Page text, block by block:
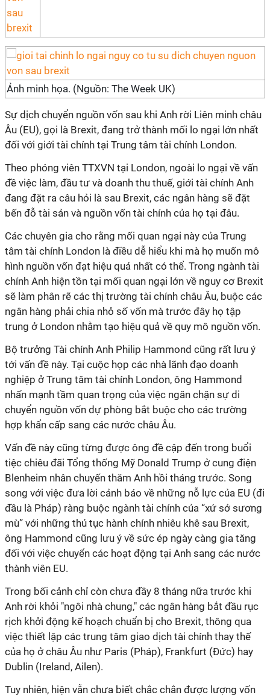
Ảnh minh họa. (Nguồn: The Week UK)
Sự dịch chuyển nguồn vốn sau khi Anh rời Liên minh châu
Âu (EU), gọi là Brexit, đang trở thành mối lo ngại lớn nhất
đối với giới tài chính tại Trung tâm tài chính London.
Theo phóng viên TTXVN tại London, ngoài lo ngại về vấn
đề việc làm, đầu tư và doanh thu thuế, giới tài chính Anh
đang đặt ra câu hỏi là sau Brexit, các ngân hàng sẽ đặt
bến đỗ tài sản và nguồn vốn tài chính của họ tại đâu.
Các chuyên gia cho rằng mối quan ngại này của Trung
tâm tài chính London là điều dễ hiểu khi mà họ muốn mô
hình nguồn vốn đạt hiệu quả nhất có thể. Trong ngành tài
chính Anh hiện tồn tại mối quan ngại lớn về nguy cơ Brexit
sẽ làm phân rẽ các thị trường tài chính châu Âu, buộc các
ngân hàng phải chia nhỏ số vốn mà trước đây họ tập
trung ở London nhằm tạo hiệu quả về quy mô nguồn vốn.
Bộ trưởng Tài chính Anh Philip Hammond cũng rất lưu ý
tới vấn đề này. Tại cuộc họp các nhà lãnh đạo doanh
nghiệp ở Trung tâm tài chính London, ông Hammond
nhấn mạnh tầm quan trọng của việc ngăn chặn sự di
chuyển nguồn vốn dự phòng bắt buộc cho các trường
hợp khẩn cấp sang các nước châu Âu.
Vấn đề này cũng từng được ông đề cập đến trong buổi
tiệc chiêu đãi Tổng thống Mỹ Donald Trump ở cung điện
Blenheim nhân chuyến thăm Anh hồi tháng trước. Song
song với việc đưa lời cảnh báo về những nỗ lực của EU (đi
đầu là Pháp) ràng buộc ngành tài chính của “xứ sở sương
mù” với những thủ tục hành chính nhiêu khê sau Brexit,
ông Hammond cũng lưu ý về sức ép ngày càng gia tăng
đối với việc chuyển các hoạt động tại Anh sang các nước
thành viên EU.
Trong bối cảnh chỉ còn chưa đầy 8 tháng nữa trước khi
Anh rời khỏi "ngôi nhà chung," các ngân hàng bắt đầu rục
rịch khởi động kế hoạch chuẩn bị cho Brexit, thông qua
việc thiết lập các trung tâm giao dịch tài chính thay thế
của họ ở châu Âu như Paris (Pháp), Frankfurt (Đức) hay
Dublin (Ireland, Ailen).
Tuy nhiên, hiện vẫn chưa biết chắc chắn được lượng vốn